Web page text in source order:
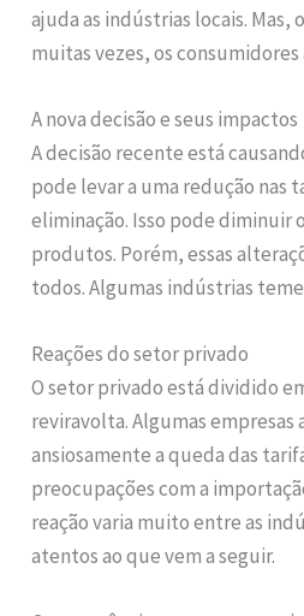
ajuda as indústrias locais. Mas,
muitas vezes, os consumidores
A nova decisão e seus impactos
A decisão recente está
pode levar a uma redução nas
eliminação. Isso pode diminuir
produtos. Porém, essas
todos. Algumas indústrias
Reações do setor privado
O setor privado está dividido
reviravolta. Algumas empresas
ansiosamente a queda das
preocupações com a
reação varia muito entre as
atentos ao que vem a seguir.